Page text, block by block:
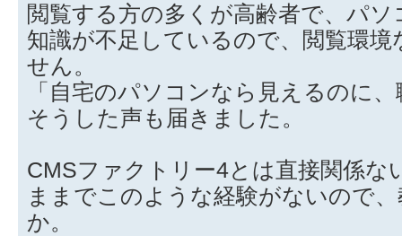
閲覧する方の多くが高齢者で、パ
知識が不足しているので、閲覧環
せん。
「自宅のパソコンなら見えるのに
そうした声も届きました。
CMSファクトリー4とは直接関係な
ままでこのような経験がないので
か。